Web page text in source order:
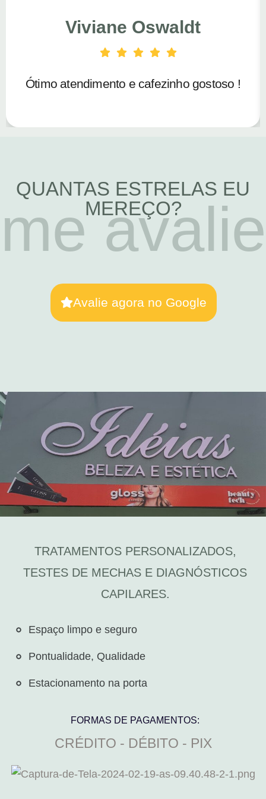
Viviane Oswaldt
Ótimo atendimento e cafezinho gostoso !
QUANTAS ESTRELAS EU
MEREÇO?
me avalie
Avalie agora no Google
TRATAMENTOS PERSONALIZADOS,
TESTES DE MECHAS E DIAGNÓSTICOS
CAPILARES.
Espaço limpo e seguro​
Pontualidade, Qualidade
Estacionamento na porta
FORMAS DE PAGAMENTOS:
CRÉDITO - DÉBITO - PIX